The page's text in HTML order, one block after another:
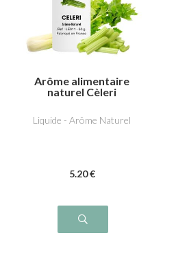
Arôme alimentaire
naturel Cèleri
Liquide - Arôme Naturel
5.20 €